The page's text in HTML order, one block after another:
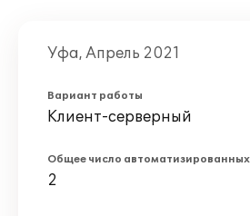
Уфа, Апрель 2021
Вариант работы
Клиент-серверный
Общее число
2